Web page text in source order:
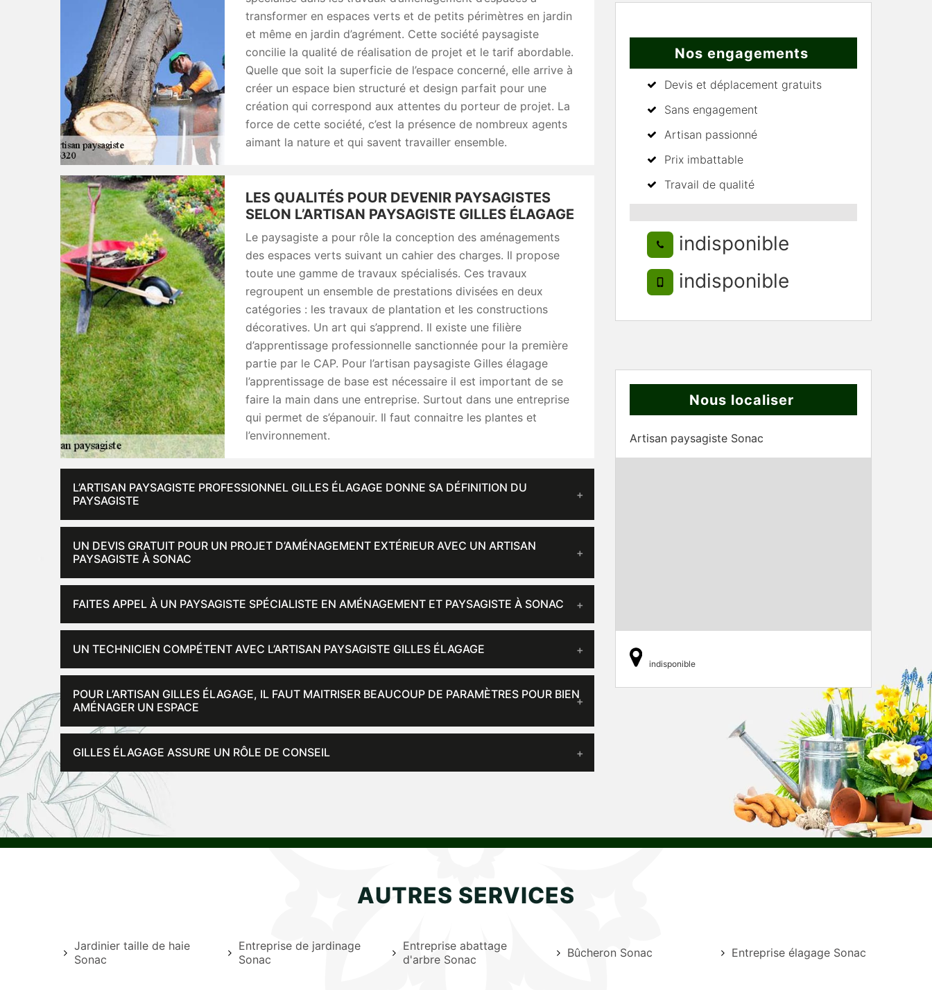
transformer en espaces verts et de petits périmètres en jardin
et même en jardin d’agrément. Cette société paysagiste
concilie la qualité de réalisation de projet et le tarif abordable.
Quelle que soit la superficie de l’espace concerné, elle arrive à
créer un espace bien structuré et design parfait pour une
création qui correspond aux attentes du porteur de projet. La
force de cette société, c’est la présence de nombreux agents
aimant la nature et qui savent travailler ensemble.
LES QUALITÉS POUR DEVENIR PAYSAGISTES
SELON L’ARTISAN PAYSAGISTE GILLES ÉLAGAGE
Le paysagiste a pour rôle la conception des aménagements
des espaces verts suivant un cahier des charges. Il propose
toute une gamme de travaux spécialisés. Ces travaux
regroupent un ensemble de prestations divisées en deux
catégories : les travaux de plantation et les constructions
décoratives. Un art qui s’apprend. Il existe une filière
d’apprentissage professionnelle sanctionnée pour la première
partie par le CAP. Pour l’artisan paysagiste Gilles élagage
l’apprentissage de base est nécessaire il est important de se
faire la main dans une entreprise. Surtout dans une entreprise
qui permet de s’épanouir. Il faut connaitre les plantes et
l’environnement.
L’ARTISAN PAYSAGISTE PROFESSIONNEL GILLES ÉLAGAGE DONNE SA DÉFINITION DU
PAYSAGISTE
UN DEVIS GRATUIT POUR UN PROJET D’AMÉNAGEMENT EXTÉRIEUR AVEC UN ARTISAN
PAYSAGISTE À SONAC
FAITES APPEL À UN PAYSAGISTE SPÉCIALISTE EN AMÉNAGEMENT ET PAYSAGISTE À SONAC
UN TECHNICIEN COMPÉTENT AVEC L’ARTISAN PAYSAGISTE GILLES ÉLAGAGE
POUR L’ARTISAN GILLES ÉLAGAGE, IL FAUT MAITRISER BEAUCOUP DE PARAMÈTRES POUR BIEN
AMÉNAGER UN ESPACE
GILLES ÉLAGAGE ASSURE UN RÔLE DE CONSEIL
Nos engagements
Devis et déplacement gratuits
Sans engagement
Artisan passionné
Prix imbattable
Travail de qualité
indisponible
indisponible
Nous localiser
Artisan paysagiste Sonac
indisponible
AUTRES SERVICES
Jardinier taille de haie
Sonac
Entreprise de jardinage
Sonac
Entreprise abattage
d'arbre Sonac
Bûcheron Sonac Entreprise élagage Sonac